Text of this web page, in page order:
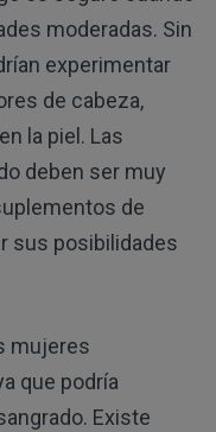
moderadas. Sin
experimentar
de cabeza,
la piel. Las
deben ser muy
de
sus posibilidades
mujeres
que podría
Existe